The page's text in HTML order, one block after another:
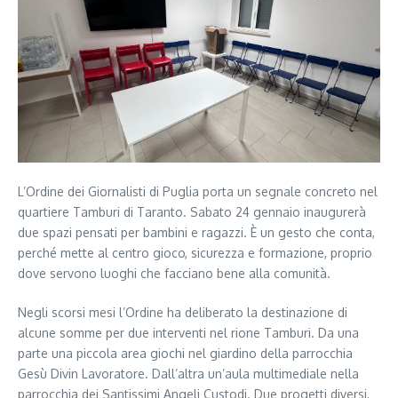
L’Ordine dei Giornalisti di Puglia porta un segnale concreto nel
quartiere Tamburi di Taranto. Sabato 24 gennaio inaugurerà
due spazi pensati per bambini e ragazzi. È un gesto che conta,
perché mette al centro gioco, sicurezza e formazione, proprio
dove servono luoghi che facciano bene alla comunità.
Negli scorsi mesi l’Ordine ha deliberato la destinazione di
alcune somme per due interventi nel rione Tamburi. Da una
parte una piccola area giochi nel giardino della parrocchia
Gesù Divin Lavoratore. Dall’altra un’aula multimediale nella
parrocchia dei Santissimi Angeli Custodi. Due progetti diversi,